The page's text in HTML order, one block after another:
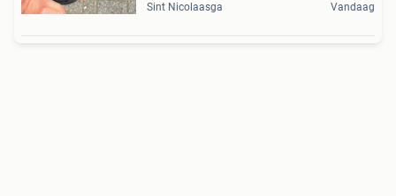
Sint Nicolaasga Vandaag